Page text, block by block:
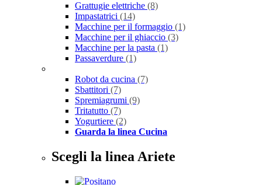
Grattugie elettriche (8)
Impastatrici (14)
Macchine per il formaggio (1)
Macchine per il ghiaccio (3)
Macchine per la pasta (1)
Passaverdure (1)
Robot da cucina (7)
Sbattitori (7)
Spremiagrumi (9)
Tritatutto (7)
Yogurtiere (2)
Guarda la linea Cucina
Scegli la linea Ariete